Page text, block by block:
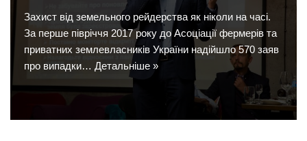
Захист від земельного рейдерства як ніколи на часі.
За перше півріччя 2017 року до Асоціації фермерів та
приватних землевласників України надійшло 570 заяв
про випадки… Детальніше »